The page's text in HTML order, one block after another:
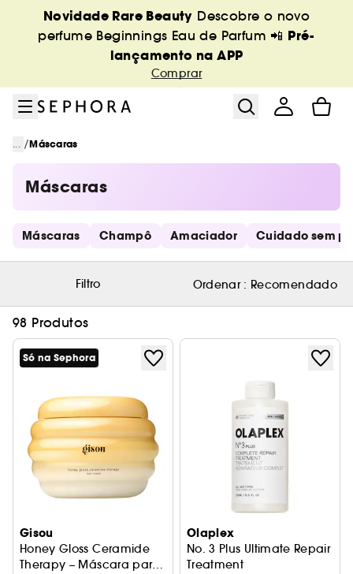
Ir para o menu
Ir para o conteúdo principal
Ir para o rodapé
Novidade Rare Beauty Descobre o novo
perfume Beginnings Eau de Parfum 📲 Pré-
lançamento na APP
Comprar
... /Máscaras
Máscaras
Saltar os links rápidos
Máscaras Champô Amaciador Cuidado sem
Filtro Ordenar : Recomendado
98 Produtos
Só na Sephora
Gisou
Honey Gloss Ceramide
Therapy – Máscara para
Olaplex
No. 3 Plus Ultimate Repair
Treatment